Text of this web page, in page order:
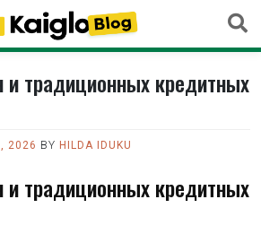
и традиционных кредитных
2026 BY HILDA IDUKU
и традиционных кредитных